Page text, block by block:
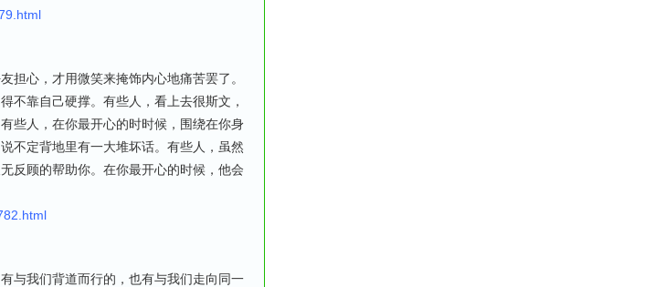
担心，才用微笑来掩饰内心地痛苦罢了。
不靠自己硬撑。有些人，看上去很斯文，
些人，在你最开心的时时候，围绕在你身
不定背地里有一大堆坏话。有些人，虽然
反顾的帮助你。在你最开心的时候，他会
与我们背道而行的，也有与我们走向同一